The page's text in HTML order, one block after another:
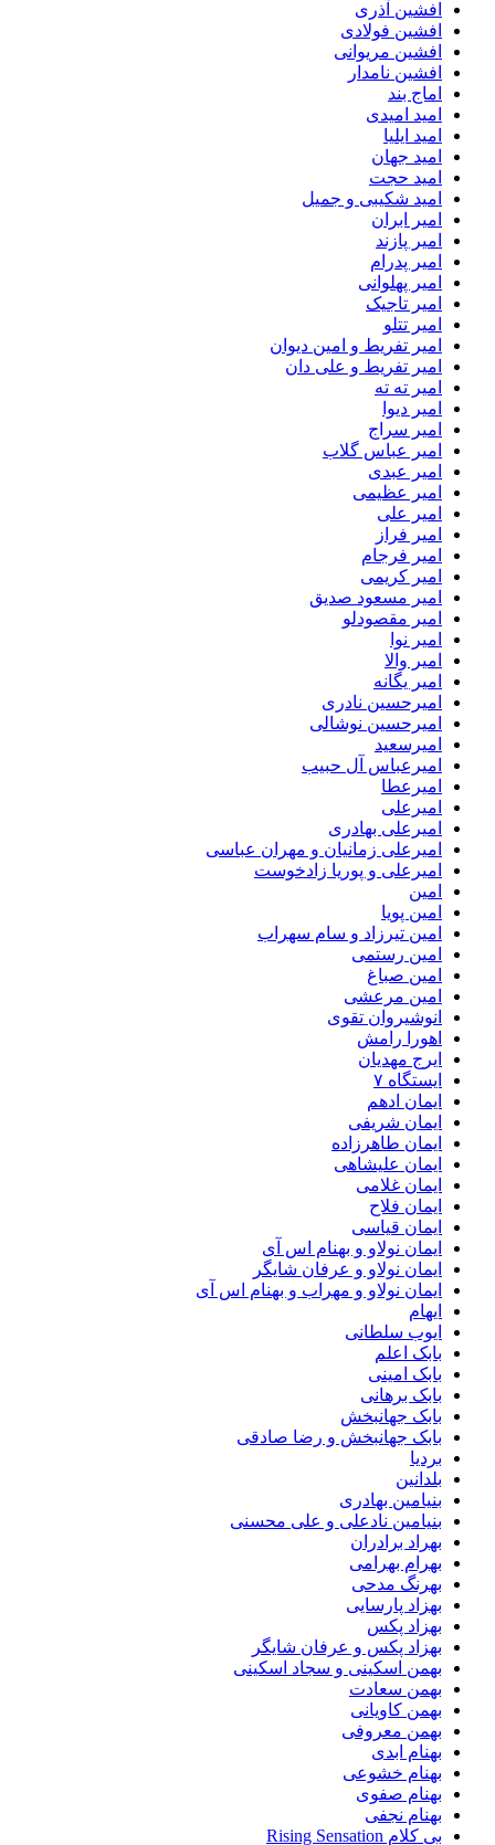
افشین آذری
افشین فولادی
افشین مریوانی
افشین نامدار
اماج بند
امید امیدی
امید ایلیا
امید جهان
امید حجت
امید شکیبی و جمیل
امیر ابران
امیر پازند
امیر پدرام
امیر پهلوانی
امیر تاجیک
امیر تتلو
امیر تفریط و امین دیوان
امیر تفریط و علی دان
امیر ته ته
امیر دیوا
امیر سراج
امیر عباس گلاب
امیر عبدی
امیر عظیمی
امیر علی
امیر فراز
امیر فرجام
امیر کریمی
امیر مسعود صدیق
امیر مقصودلو
امیر نوا
امیر والا
امیر یگانه
امیرحسین نادری
امیرحسین نوشالی
امیرسعید
امیرعباس آل حبیب
امیرعطا
امیرعلی
امیرعلی بهادری
امیرعلی زمانیان و مهران عباسی
امیرعلی و پوریا زادخوست
امین
امین پویا
امین تیرزاد و سام سهراب
امین رستمی
امین صباغ
امین مرعشی
انوشیروان تقوی
اهورا رامش
ایرج مهدیان
ایستگاه ۷
ایمان ادهم
ایمان شریفی
ایمان طاهرزاده
ایمان علیشاهی
ایمان غلامی
ایمان فلاح
ایمان قیاسی
ایمان نولاو و بهنام اس آی
ایمان نولاو و عرفان شایگر
ایمان نولاو و مهراب و بهنام اس آی
ایهام
ایوب سلطانی
بابک اعلم
بابک امینی
بابک برهانی
بابک جهانبخش
بابک جهانبخش و رضا صادقی
بردیا
بلدانین
بنیامین بهادری
بنیامین نادعلی و علی محسنی
بهراد برادران
بهرام بهرامی
بهرنگ مدحی
بهزاد پارسایی
بهزاد پکس
بهزاد پکس و عرفان شایگر
بهمن اسکینی و سجاد اسکینی
بهمن سعادت
بهمن کاویانی
بهمن معروفی
بهنام ابدی
بهنام خشوعی
بهنام صفوی
بهنام نجفی
بی کلام Rising Sensation